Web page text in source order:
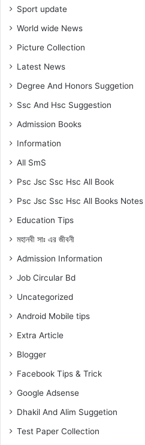
Sport update
World wide News
Picture Collection
Latest News
Degree And Honors Suggetion
Ssc And Hsc Suggestion
Admission Books
Information
All SmS
Psc Jsc Ssc Hsc All Book
Psc Jsc Ssc Hsc All Books Notes
Education Tips
মহানবী সাঃ এর জীবনী
Admission Information
Job Circular Bd
Uncategorized
Android Mobile tips
Extra Article
Blogger
Facebook Tips & Trick
Google Adsense
Dhakil And Alim Suggetion
Test Paper Collection